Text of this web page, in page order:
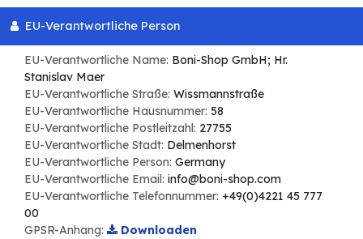
EU-Verantwortliche Person
EU-Verantwortliche Name: Boni-Shop GmbH; Hr.
Stanislav Maer
EU-Verantwortliche Straße: Wissmannstraße
EU-Verantwortliche Hausnummer: 58
EU-Verantwortliche Postleitzahl: 27755
EU-Verantwortliche Stadt: Delmenhorst
EU-Verantwortliche Person: Germany
EU-Verantwortliche Email: info@boni-shop.com
EU-Verantwortliche Telefonnummer: +49(0)4221 45 777
00
GPSR-Anhang:
Downloaden